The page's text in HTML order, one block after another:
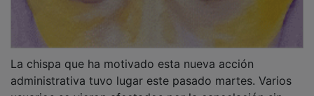
administrativa tuvo lugar este pasado martes. Varios
usuarios se vieron afectados por la cancelación sin